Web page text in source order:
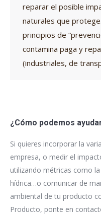
reparar el posible
naturales que
principios de
contamina paga y
(industriales, de
¿Cómo podemos
Si quieres incorporar la
empresa, o medir el
utilizando métricas como
hídrica…o comunicar de
ambiental de tu producto
Producto, ponte en